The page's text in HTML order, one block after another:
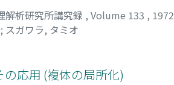
解析研究所講究録 , Volume 133 , 1972
; スガワラ, タミオ
応用 (複体の局所化)